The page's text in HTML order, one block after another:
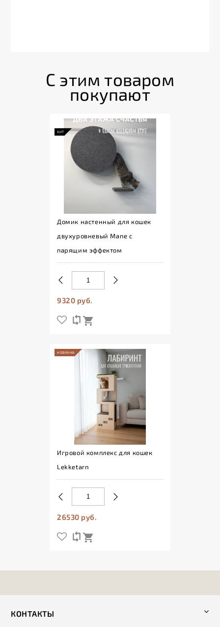
С этим товаром
покупают
ХИТ
Домик настенный для кошек
двухуровневый Mane с
парящим эффектом
9320 руб.
НОВИНКА
Игровой комплекс для кошек
Lekketarn
26530 руб.
КОНТАКТЫ